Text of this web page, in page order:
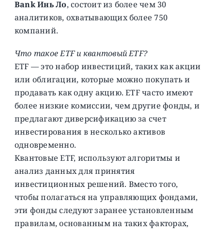
Bank Инь Ло, состоит из более чем 30
аналитиков, охватывающих более 750
компаний.
Что такое ETF и квантовый ETF?
ETF — это набор инвестиций, таких как акции
или облигации, которые можно покупать и
продавать как одну акцию. ETF часто имеют
более низкие комиссии, чем другие фонды, и
предлагают диверсификацию за счет
инвестирования в несколько активов
одновременно.
Квантовые ETF, используют алгоритмы и
анализ данных для принятия
инвестиционных решений. Вместо того,
чтобы полагаться на управляющих фондами,
эти фонды следуют заранее установленным
правилам, основанным на таких факторах,